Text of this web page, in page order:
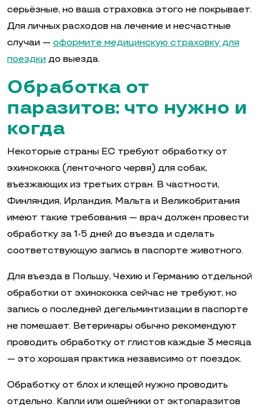
серьёзные, но ваша страховка этого не покрывает.
Для личных расходов на лечение и несчастные
случаи — оформите медицинскую страховку для
поездки до выезда.
Обработка от
паразитов: что нужно и
когда
Некоторые страны ЕС требуют обработку от
эхинококка (ленточного червя) для собак,
въезжающих из третьих стран. В частности,
Финляндия, Ирландия, Мальта и Великобритания
имеют такие требования — врач должен провести
обработку за 1-5 дней до въезда и сделать
соответствующую запись в паспорте животного.
Для въезда в Польшу, Чехию и Германию отдельной
обработки от эхинококка сейчас не требуют, но
запись о последней дегельминтизации в паспорте
не помешает. Ветеринары обычно рекомендуют
проводить обработку от глистов каждые 3 месяца
— это хорошая практика независимо от поездок.
Обработку от блох и клещей нужно проводить
отдельно. Капли или ошейники от эктопаразитов